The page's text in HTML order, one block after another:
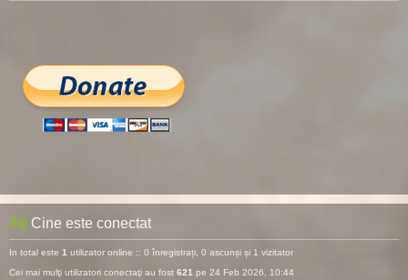
Cine este conectat
In total este 1 utilizator online :: 0 înregistrați, 0 ascunși și 1 vizitator
Cei mai mulţi utilizatori conectaţi au fost 621 pe 24 Feb 2026, 10:44